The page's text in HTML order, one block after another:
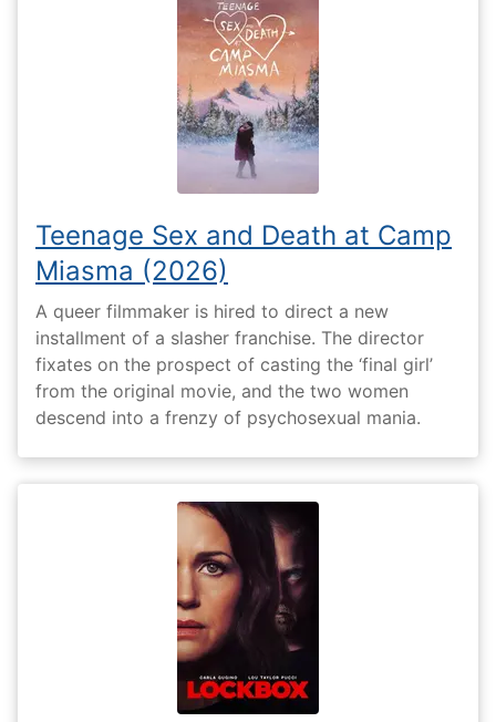
Teenage Sex and Death at Camp
Miasma (2026)
A queer filmmaker is hired to direct a new
installment of a slasher franchise. The director
fixates on the prospect of casting the ‘final girl’
from the original movie, and the two women
descend into a frenzy of psychosexual mania.